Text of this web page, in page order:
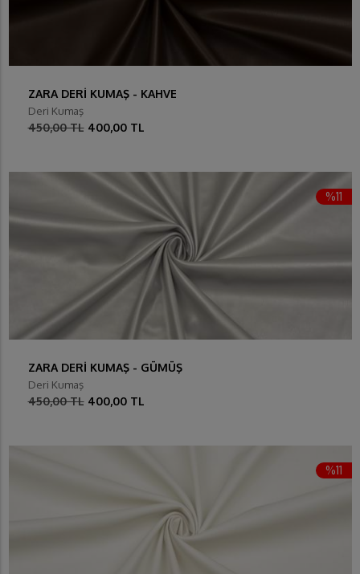
ZARA DERİ KUMAŞ - KAHVE
Deri Kumaş
450,00 TL 400,00 TL
%11
ZARA DERİ KUMAŞ - GÜMÜŞ
Deri Kumaş
450,00 TL 400,00 TL
%11